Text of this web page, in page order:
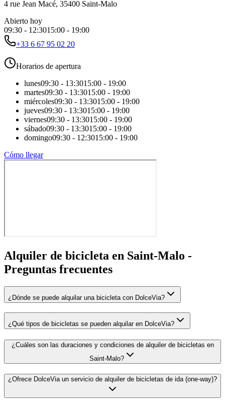
4 rue Jean Macé, 35400 Saint-Malo
Abierto hoy
09:30 - 12:3015:00 - 19:00
+33 6 67 95 02 20
Horarios de apertura
lunes09:30 - 13:3015:00 - 19:00
martes09:30 - 13:3015:00 - 19:00
miércoles09:30 - 13:3015:00 - 19:00
jueves09:30 - 13:3015:00 - 19:00
viernes09:30 - 13:3015:00 - 19:00
sábado09:30 - 13:3015:00 - 19:00
domingo09:30 - 12:3015:00 - 19:00
Cómo llegar
Alquiler de bicicleta en Saint-Malo -
Preguntas frecuentes
¿Dónde se puede alquilar una bicicleta con DolceVia?
¿Qué tipos de bicicletas se pueden alquilar en DolceVia?
¿Cuáles son las duraciones y condiciones de alquiler de bicicletas en
Saint-Malo?
¿Ofrece DolceVia un servicio de alquiler de bicicletas de ida (one-way)?